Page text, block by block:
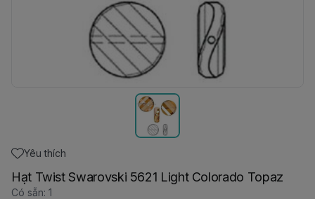
Yêu thích
Hạt Twist Swarovski 5621 Light Colorado Topaz
Có sẵn: 1